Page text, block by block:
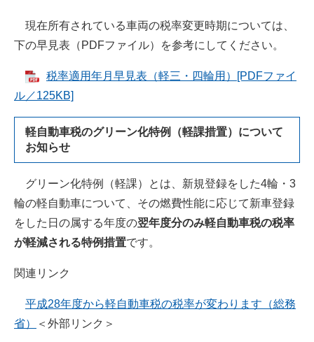
現在所有されている車両の税率変更時期については、
下の早見表（PDFファイル）を参考にしてください。
税率適用年月早見表（軽三・四輪用）[PDFファイ
ル／125KB]
軽自動車税のグリーン化特例（軽課措置）について
お知らせ
グリーン化特例（軽課）とは、新規登録をした4輪・3
輪の軽自動車について、その燃費性能に応じて新車登録
をした日の属する年度の翌年度分のみ軽自動車税の税率
が軽減される特例措置です。
関連リンク
平成28年度から軽自動車税の税率が変わります（総務
省）
＜外部リンク＞